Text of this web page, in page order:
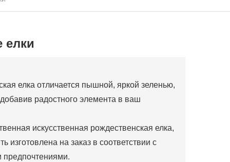
елки
елка отличается пышной, яркой зеленью,
радостного элемента в ваш
искусственная рождественская елка,
изготовлена ​​на заказ в соответствии с